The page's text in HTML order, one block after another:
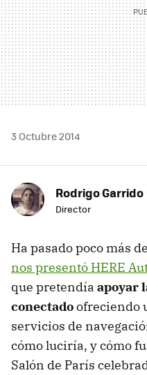
3 Octubre 2014
Rodrigo Garrido
Director
Ha pasado poco más
nos presentó HERE
que pretendía apoyar
conectadoofreciendo
servicios de
cómo luciría, y cómo
Salón de París